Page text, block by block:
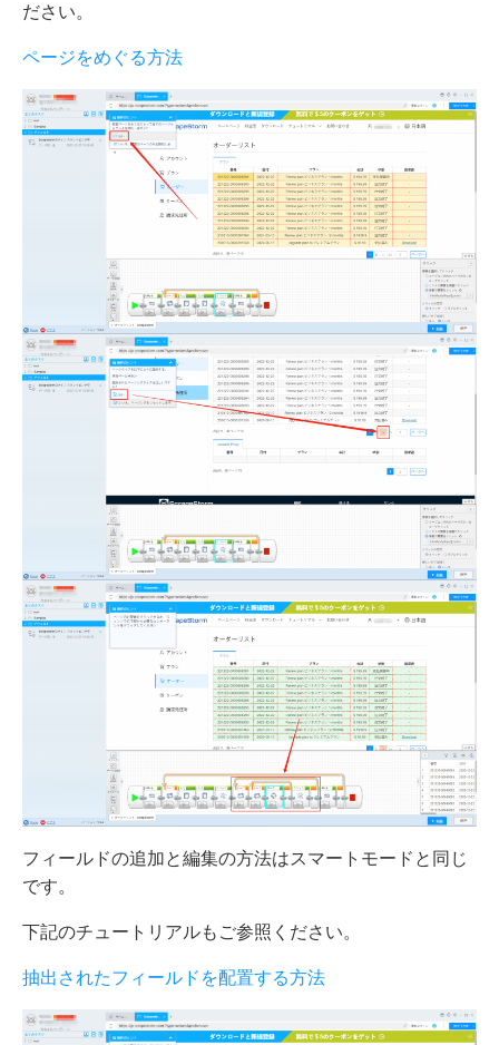
ださい。
ページをめぐる方法
フィールドの追加と編集の方法はスマートモードと同じ
です。
下記のチュートリアルもご参照ください。
抽出されたフィールドを配置する方法